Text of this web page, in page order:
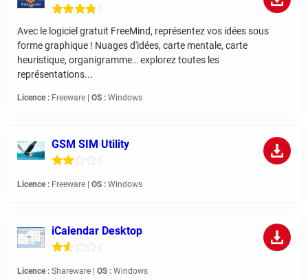
Avec le logiciel gratuit FreeMind, représentez vos idées sous
forme graphique ! Nuages d'idées, carte mentale, carte
heuristique, organigramme… explorez toutes les
représentations...
Licence : Freeware | OS : Windows
GSM SIM Utility
Licence : Freeware | OS : Windows
iCalendar Desktop
Licence : Shareware | OS : Windows